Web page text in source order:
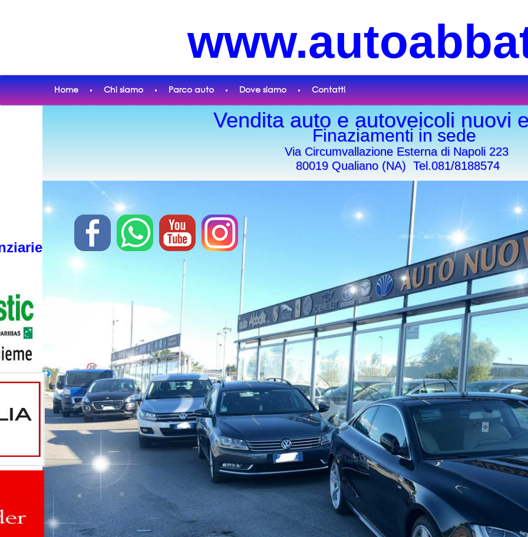
Vendita auto e autoveicoli nuovi
Finaziamenti in sede
Via Circumvallazione Esterna di Napoli 223
80019 Qualiano (NA) Tel.081/8188574
Home Chi siamo Parco auto Dove siamo Contatti